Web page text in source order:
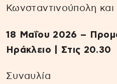
Κωνσταντινούπολη
18 Μαΐου 2026 –
Ηράκλειο | Στις 20.30
Συναυλία